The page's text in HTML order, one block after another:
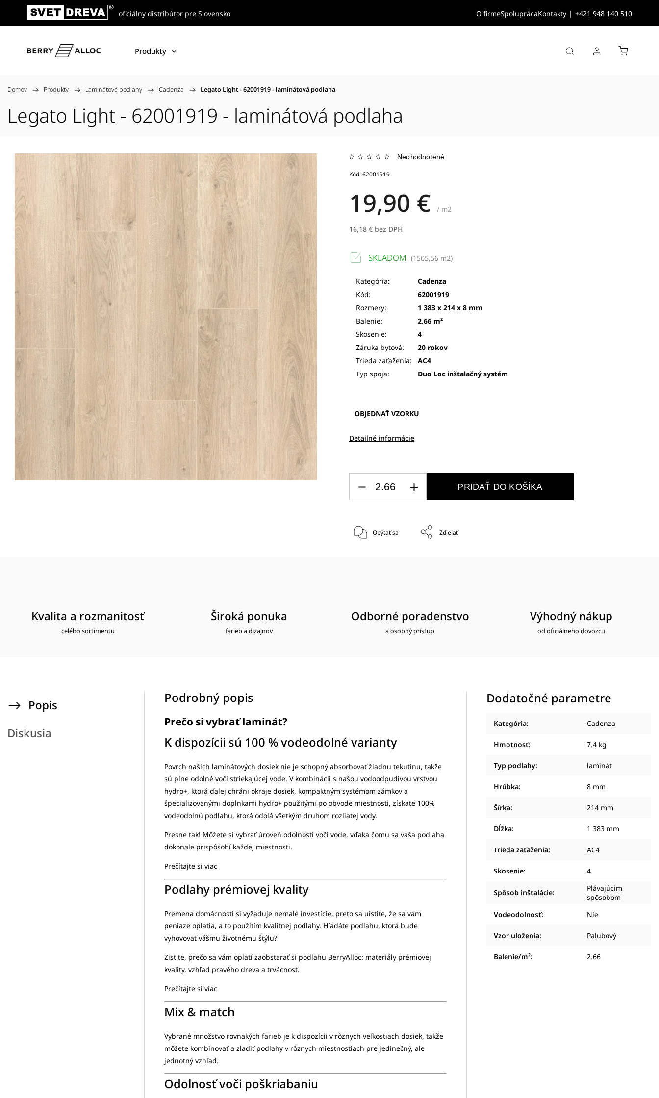
oficiálny distribútor pre Slovensko O firmeSpoluprácaKontakty | +421 948 140 510
Produkty
Domov / Produkty / Laminátové podlahy / Cadenza / Legato Light - 62001919 - laminátová podlaha
Legato Light - 62001919 - laminátová podlaha
Neohodnotené
19,90 €/ m2
16,18 € bez DPH
Kód:62001919
Kategória:
Cadenza
Kód:
62001919
Rozmery:
1 383 x 214 x 8 mm
Balenie:
2,66 m²
Skosenie:
4
Záruka bytová:
20 rokov
Trieda zaťaženia:
AC4
Typ spoja:
Duo Loc inštalačný systém
OBJEDNAŤ VZORKU
Detailné informácie
SKLADOM (1505,56 m2)
PRIDAŤ DO KOŠÍKA
Opýtať sa Zdieľať
Kvalita a rozmanitosť
celého sortimentu
Široká ponuka
farieb a dizajnov
Odborné poradenstvo
a osobný prístup
Výhodný nákup
od oficiálneho dovozcu
Popis
Diskusia
Podrobný popis
Prečo si vybrať laminát?
K dispozícii sú 100 % vodeodolné varianty
Povrch našich laminátových dosiek nie je schopný absorbovať žiadnu tekutinu, takže
sú plne odolné voči striekajúcej vode. V kombinácii s našou vodoodpudivou vrstvou
hydro+, ktorá ďalej chráni okraje dosiek, kompaktným systémom zámkov a
špecializovanými doplnkami hydro+ použitými po obvode miestnosti, získate 100%
vodeodolnú podlahu, ktorá odolá všetkým druhom rozliatej vody.
Presne tak! Môžete si vybrať úroveň odolnosti voči vode, vďaka čomu sa vaša podlaha
dokonale prispôsobí každej miestnosti.
Prečítajte si viac
Podlahy prémiovej kvality
Premena domácnosti si vyžaduje nemalé investície, preto sa uistite, že sa vám
peniaze oplatia, a to použitím kvalitnej podlahy. Hľadáte podlahu, ktorá bude
vyhovovať vášmu životnému štýlu?
Zistite, prečo sa vám oplatí zaobstarať si podlahu BerryAlloc: materiály prémiovej
kvality, vzhľad pravého dreva a trvácnosť.
Prečítajte si viac
Mix & match
Vybrané množstvo rovnakých farieb je k dispozícii v rôznych veľkostiach dosiek, takže
môžete kombinovať a zladiť podlahy v rôznych miestnostiach pre jedinečný, ale
jednotný vzhľad.
Odolnosť voči poškriabaniu
Dodatočné parametre
Kategória: Cadenza
Hmotnosť: 7.4 kg
Typ podlahy: laminát
Hrúbka: 8 mm
Šírka: 214 mm
Dĺžka: 1 383 mm
Trieda zaťaženia: AC4
Skosenie: 4
Spôsob inštalácie:
Plávajúcim
spôsobom
Vodeodolnosť: Nie
Vzor uloženia: Palubový
Balenie/m²: 2.66